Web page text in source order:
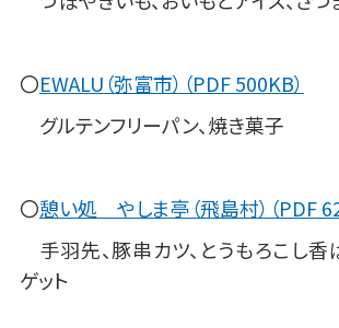
〇EWALU（弥富市）（PDF 500KB）
グルテンフリーパン、焼き菓子
〇憩い処 やしま亭（飛島村）（PDF
手羽先、豚串カツ、とうもろこし香
ゲット